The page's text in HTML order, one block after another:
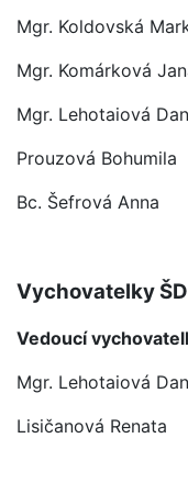
Mgr. Koldovská
Mgr. Komárková
Mgr. Lehotaiová
Prouzová Bohumila
Bc. Šefrová Anna
Vychovatelky
Vedoucí
Mgr. Lehotaiová
Lisičanová Renata